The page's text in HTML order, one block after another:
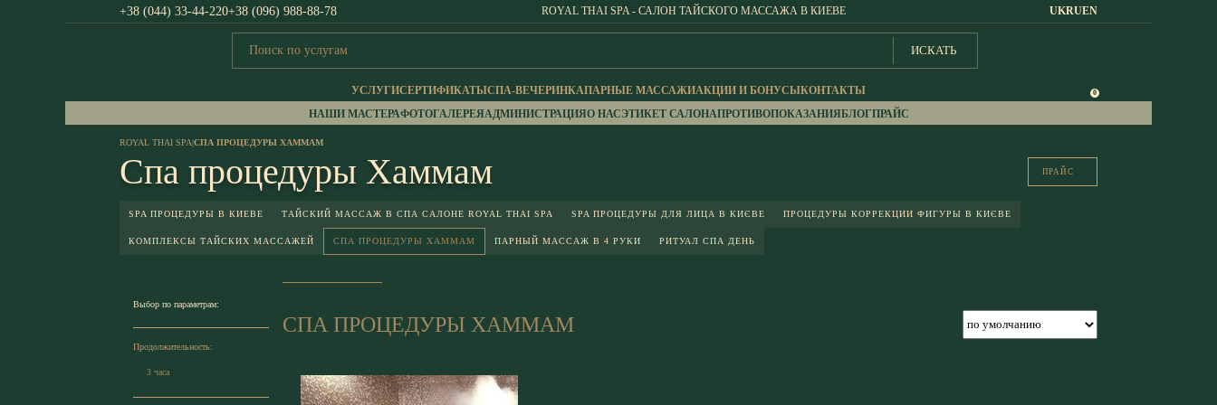
+38 (044) 33-44-220+38 (096) 988-88-78 ROYAL THAI SPA - САЛОН ТАЙСКОГО МАССАЖА В КИЕВЕ UKRUEN
ИСКАТЬ
0
УСЛУГИСЕРТИФИКАТЫСПА-ВЕЧЕРИНКАПАРНЫЕ МАССАЖИАКЦИИ И БОНУСЫКОНТАКТЫ
НАШИ МАСТЕРАФОТОГАЛЕРЕЯАДМИНИСТРАЦИЯО НАСЭТИКЕТ САЛОНАПРОТИВОПОКАЗАНИЯБЛОГПРАЙС
ROYAL THAI SPA|СПА ПРОЦЕДУРЫ ХАММАМ
Спа процедуры Хаммам ПРАЙС
SPA ПРОЦЕДУРЫ В КИЕВЕ ТАЙСКИЙ МАССАЖ В СПА САЛОНЕ ROYAL THAI SPA SPA ПРОЦЕДУРЫ ДЛЯ ЛИЦА В КИЄВЕ ПРОЦЕДУРЫ КОРРЕКЦИИ ФИГУРЫ В КИЄВЕ
КОМПЛЕКСЫ ТАЙСКИХ МАССАЖЕЙ СПА ПРОЦЕДУРЫ ХАММАМ ПАРНЫЙ МАССАЖ В 4 РУКИ РИТУАЛ СПА ДЕНЬ
Выбор по параметрам:
Продолжительность:
3 часа
СПА ПРОЦЕДУРЫ ХАММАМ